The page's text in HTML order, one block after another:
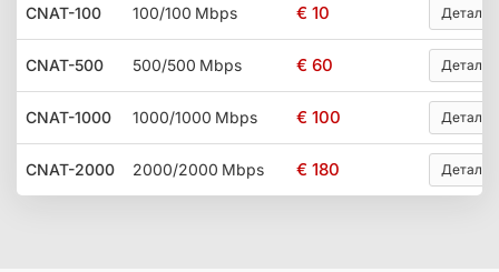
CNAT-100 100/100 Mbps € 10 Детали
CNAT-500 500/500 Mbps € 60 Детали
CNAT-1000 1000/1000 Mbps € 100 Детали
CNAT-2000 2000/2000 Mbps € 180 Детали